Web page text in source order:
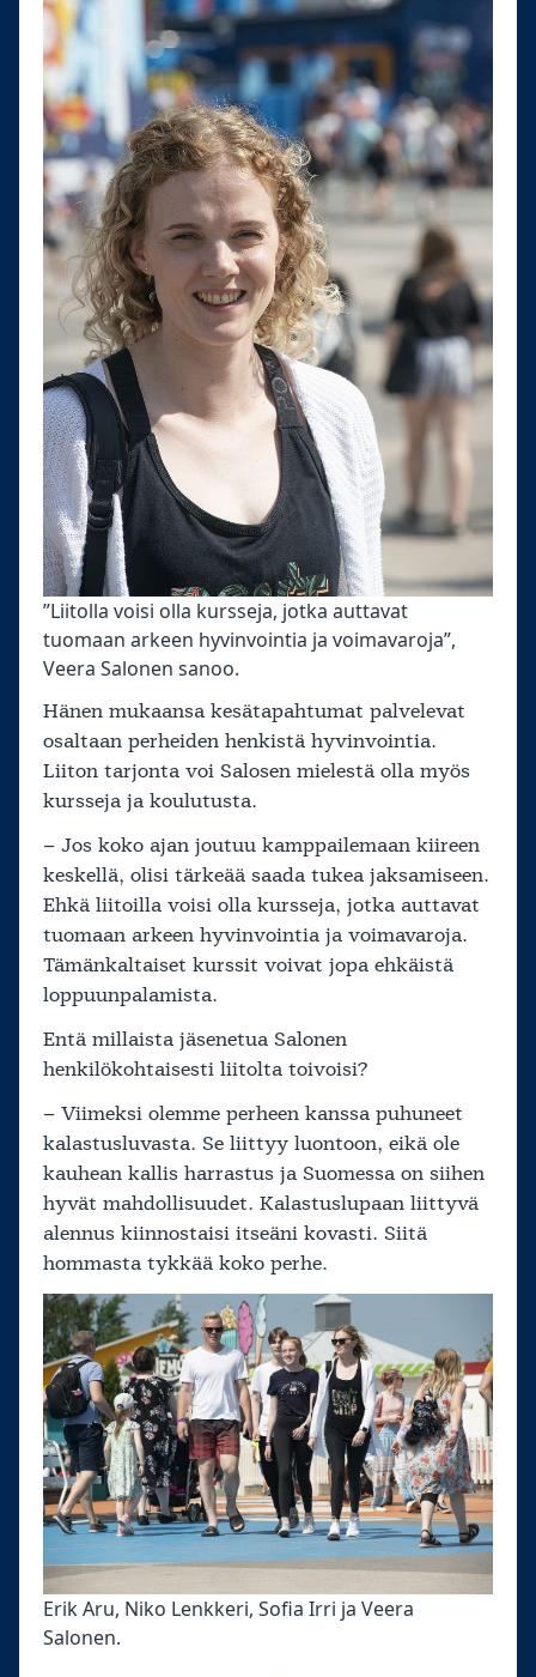
”Liitolla voisi olla kursseja, jotka auttavat
tuomaan arkeen hyvinvointia ja voimavaroja”,
Veera Salonen sanoo.
Hänen mukaansa kesätapahtumat palvelevat
osaltaan perheiden henkistä hyvinvointia.
Liiton tarjonta voi Salosen mielestä olla myös
kursseja ja koulutusta.
– Jos koko ajan joutuu kamppailemaan kiireen
keskellä, olisi tärkeää saada tukea jaksamiseen.
Ehkä liitoilla voisi olla kursseja, jotka auttavat
tuomaan arkeen hyvinvointia ja voimavaroja.
Tämänkaltaiset kurssit voivat jopa ehkäistä
loppuunpalamista.
Entä millaista jäsenetua Salonen
henkilökohtaisesti liitolta toivoisi?
– Viimeksi olemme perheen kanssa puhuneet
kalastusluvasta. Se liittyy luontoon, eikä ole
kauhean kallis harrastus ja Suomessa on siihen
hyvät mahdollisuudet. Kalastuslupaan liittyvä
alennus kiinnostaisi itseäni kovasti. Siitä
hommasta tykkää koko perhe.
Erik Aru, Niko Lenkkeri, Sofia Irri ja Veera
Salonen.